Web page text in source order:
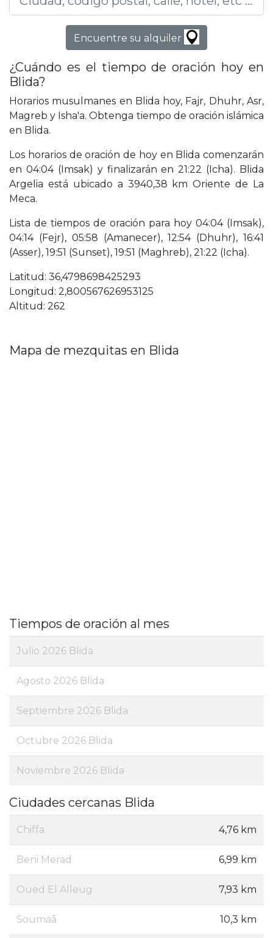
Encuentre su alquiler
¿Cuándo es el tiempo de oración hoy en
Blida?
Horarios musulmanes en Blida hoy, Fajr, Dhuhr, Asr,
Magreb y Isha'a. Obtenga tiempo de oración islámica
en Blida.
Los horarios de oración de hoy en Blida comenzarán
en 04:04 (Imsak) y finalizarán en 21:22 (Icha). Blida
Argelia está ubicado a 3940,38 km Oriente de La
Meca.
Lista de tiempos de oración para hoy 04:04 (Imsak),
04:14 (Fejr), 05:58 (Amanecer), 12:54 (Dhuhr), 16:41
(Asser), 19:51 (Sunset), 19:51 (Maghreb), 21:22 (Icha).
Latitud: 36,4798698425293
Longitud: 2,800567626953125
Altitud: 262
Mapa de mezquitas en Blida
Tiempos de oración al mes
Julio 2026 Blida
Agosto 2026 Blida
Septiembre 2026 Blida
Octubre 2026 Blida
Noviembre 2026 Blida
Ciudades cercanas Blida
Chiffa 4,76 km
Beni Merad 6,99 km
Oued El Alleug 7,93 km
Soumaâ 10,3 km